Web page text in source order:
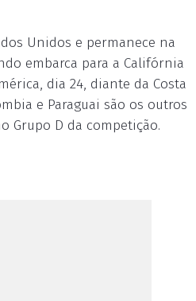
Unidos e permanece na
embarca para a Califórnia
dia 24, diante da Costa
e Paraguai são os outros
Grupo D da competição.